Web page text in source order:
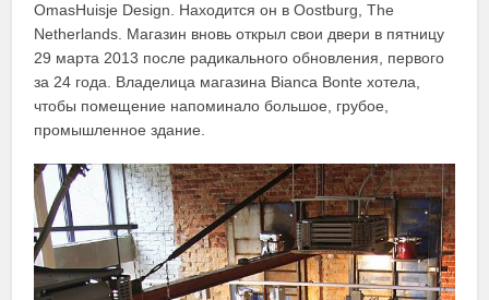
OmasHuisje Design. Находится он в Oostburg, The
Netherlands. Магазин вновь открыл свои двери в пятницу
29 марта 2013 после радикального обновления, первого
за 24 года. Владелица магазина Bianca Bonte хотела,
чтобы помещение напоминало большое, грубое,
промышленное здание.